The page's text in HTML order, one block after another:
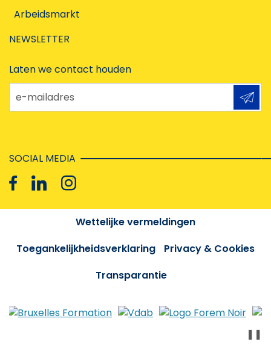
Arbeidsmarkt
NEWSLETTER
Laten we contact houden
e-mailadres
SOCIAL MEDIA
Wettelijke vermeldingen
Toegankelijkheidsverklaring
Privacy & Cookies
Transparantie
❚❚